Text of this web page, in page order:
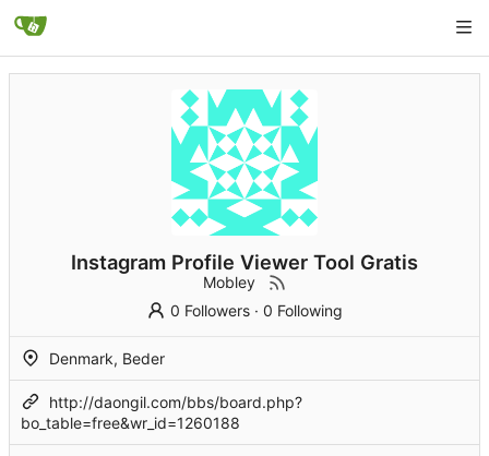
Instagram Profile Viewer Tool Gratis
Mobley
0 Followers· 0 Following
Denmark, Beder
http://daongil.com/bbs/board.php?
bo_table=free&wr_id=1260188